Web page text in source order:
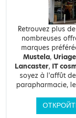
Retrouvez plus de
nombreuses
marques
Mustela, Uriage
Lancaster, IT
soyez à l'affût
parapharmacie,